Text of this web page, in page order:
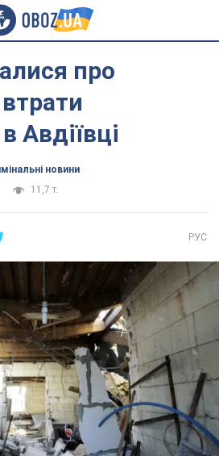
про
Авдіївці
новини
11,7 т.
РУС